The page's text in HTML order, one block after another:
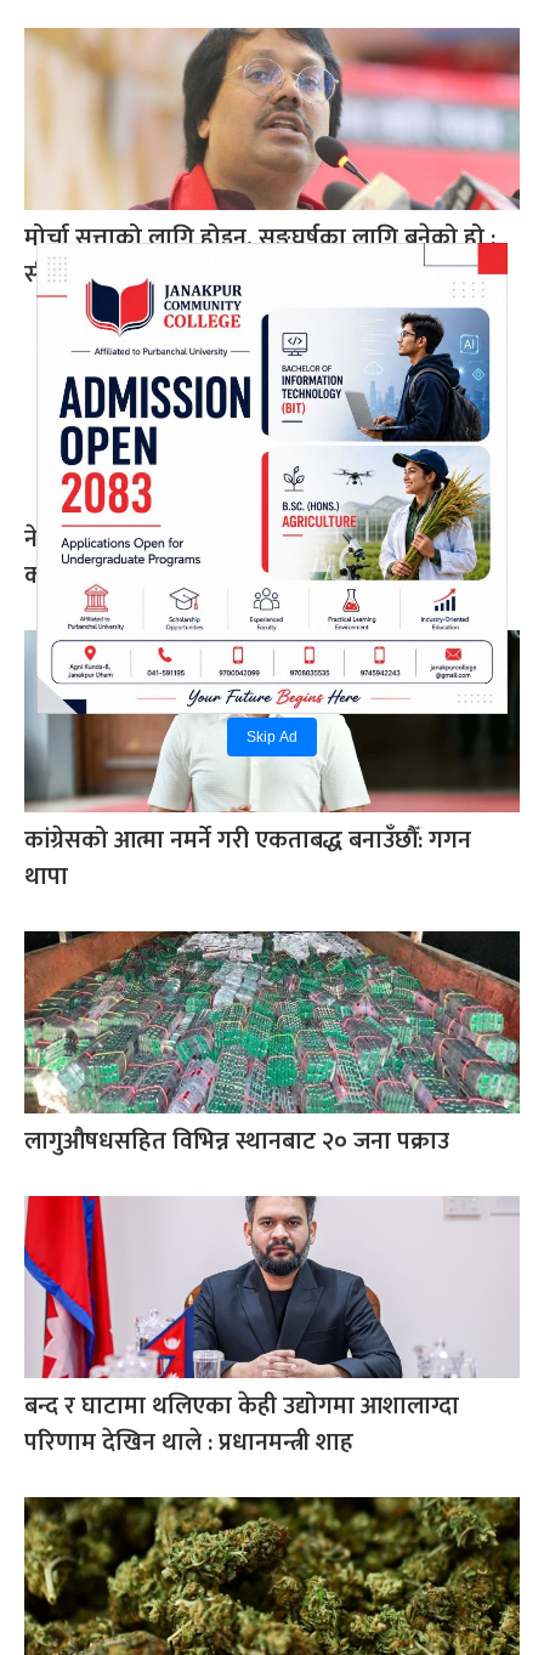
Skip Ad
मोर्चा सत्ताको लागि होइन, सङ्घर्षका लागि बनेको हो :
सीके राउत
नेपाल प्रिमियर लिग : हरमित सिंह जनकपुर बोल्ट्सको
कप्तान
कांग्रेसको आत्मा नमर्ने गरी एकताबद्ध बनाउँछौँ: गगन
थापा
लागुऔषधसहित विभिन्न स्थानबाट २० जना पक्राउ
बन्द र घाटामा थलिएका केही उद्योगमा आशालाग्दा
परिणाम देखिन थाले : प्रधानमन्त्री शाह